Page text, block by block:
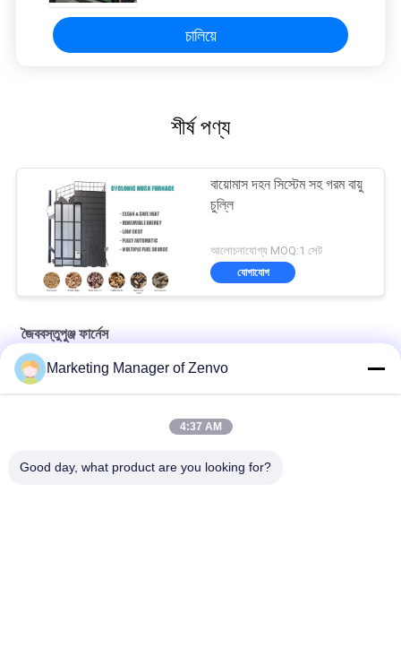
চালিয়ে
শীর্ষ পণ্য
বায়োমাস দহন সিস্টেম সহ গরম বায়ু
চুল্লি
আলোচনাযোগ্য MOQ:1 সেট
যোগাযোগ
জৈববস্তুপুঞ্জ ফার্নেস
৫এল-৬০ ৬০০,০০০ কিলোক্যালরি বায়োমাস বার্নার - উচ্চ-দক্ষতা সম্পন্ন ধানের তুষের
চুল্লি।
5L-90 বায়োমাস পেললেট গরম বিস্ফোরণ চুলা স্বয়ংক্রিয় খাওয়ানো 83 তাপীয় দক্ষতা
5L-90 বায়োমাস পেললেট হট ব্লাস্ট স্টোভ স্বয়ংক্রিয় ফিডিং
Marketing Manager of Zenvo
4:37 AM
Good day, what product are you looking for?